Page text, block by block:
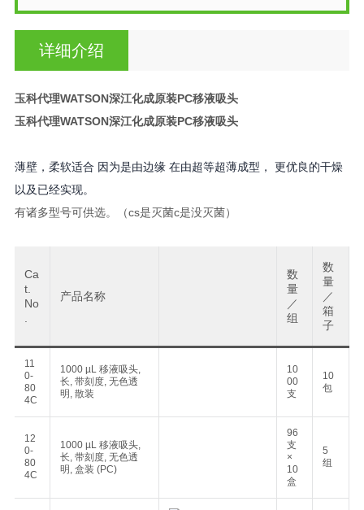
详细介绍
玉科代理WATSON深江化成原装PC移液吸头
玉科代理WATSON深江化成原装PC移液吸头
薄壁，柔软适合 因为是由边缘 在由超等超薄成型， 更优良的干燥
以及已经实现。
有诸多型号可供选。（cs是灭菌c是没灭菌）
Ca
t.
No
产品名称
数
量
／
组
数
量
／
箱
子
11
0-
80
4C
1000 µL 移液吸头,
长, 带刻度, 无色透
明, 散装
10
00
支
10
包
12
0-
80
4C
1000 µL 移液吸头,
长, 带刻度, 无色透
明, 盒装 (PC)
96
支
×
10
盒
5
组